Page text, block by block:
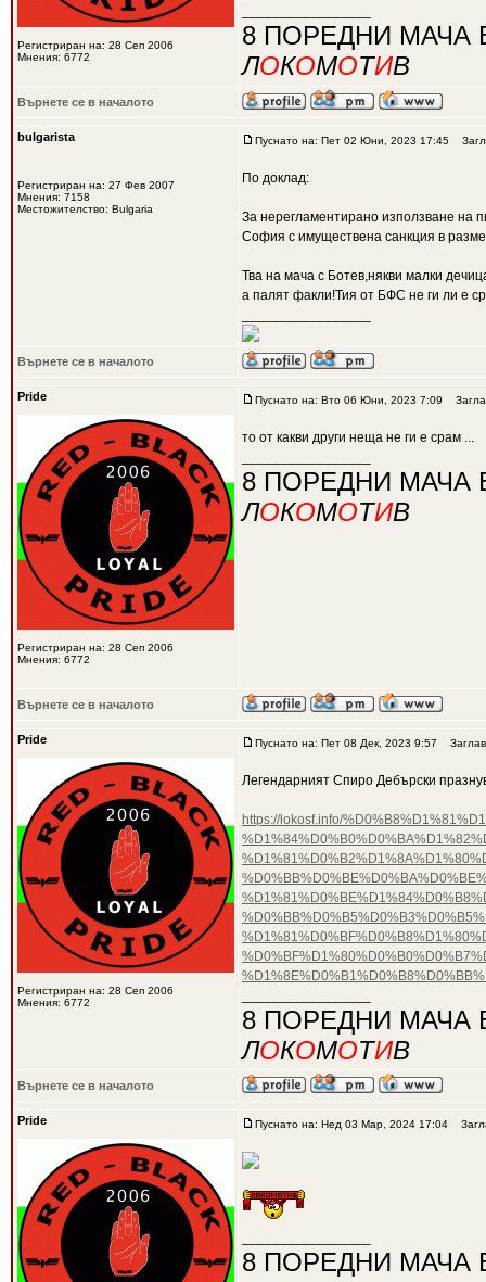
Регистриран на: 28 Сеп 2006
Мнения: 6772
8 ПОРЕДНИ МАЧА
ЛОКОМОТИВ
Върнете се в началото
bulgarista
Регистриран на: 27 Фев 2007
Мнения: 7158
Местожителство: Bulgaria
Пуснато на: Пет 02 Юни, 2023 17:45
По доклад:
За нерегламентирано използване на
София с имуществена санкция в
Тва на мача с Ботев,някви малки
а палят факли!Тия от БФС не ги ли е
Върнете се в началото
Pride
Регистриран на: 28 Сеп 2006
Мнения: 6772
Пуснато на: Вто 06 Юни, 2023 7:09
то от какви други неща не ги е срам ...
8 ПОРЕДНИ МАЧА
ЛОКОМОТИВ
Върнете се в началото
Pride
Регистриран на: 28 Сеп 2006
Мнения: 6772
Пуснато на: Пет 08 Дек, 2023 9:57
Легендарният Спиро Дебърски
https://lokosf.info/
8 ПОРЕДНИ МАЧА
ЛОКОМОТИВ
Върнете се в началото
Pride Пуснато на: Нед 03 Мар, 2024 17:04
8 ПОРЕДНИ МАЧА